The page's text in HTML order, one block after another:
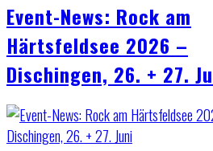
Event-News: Rock am
Härtsfeldsee 2026 –
Dischingen, 26. + 27.